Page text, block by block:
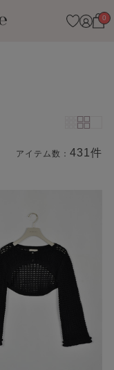
0
アイテム数：431件